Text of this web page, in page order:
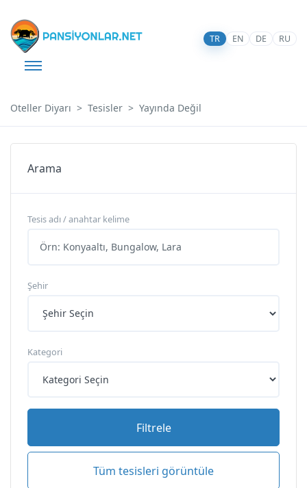
TR EN DE RU
Oteller Diyarı Tesisler Yayında Değil
Arama
Tesis adı / anahtar kelime
Şehir
Kategori
Filtrele
Tüm tesisleri görüntüle